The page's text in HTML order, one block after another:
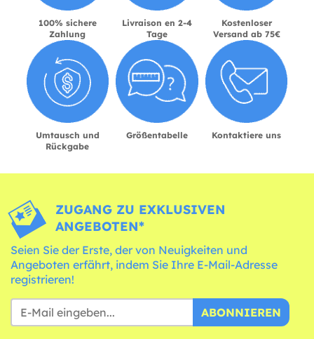
100% sichere
Zahlung
Livraison en 2-4
Tage
Kostenloser
Versand ab 75€
Umtausch und
Rückgabe
Größentabelle Kontaktiere uns
ZUGANG ZU EXKLUSIVEN
ANGEBOTEN*
Seien Sie der Erste, der von Neuigkeiten und
Angeboten erfährt, indem Sie Ihre E-Mail-Adresse
registrieren!
ABONNIEREN